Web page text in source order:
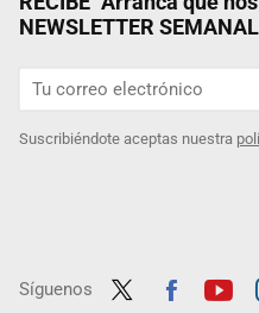
NEWSLETTER SEMANAL
Suscribiéndote aceptas nuestra
Síguenos